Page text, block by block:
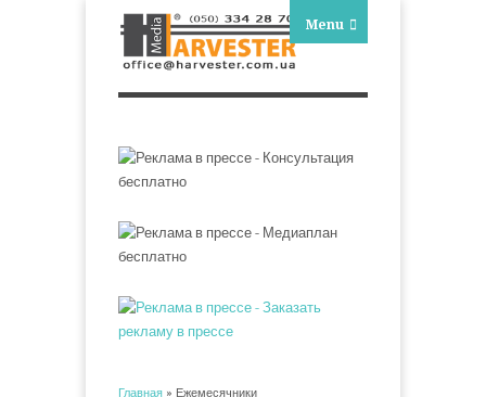
Menu
Главная » Ежемесячники